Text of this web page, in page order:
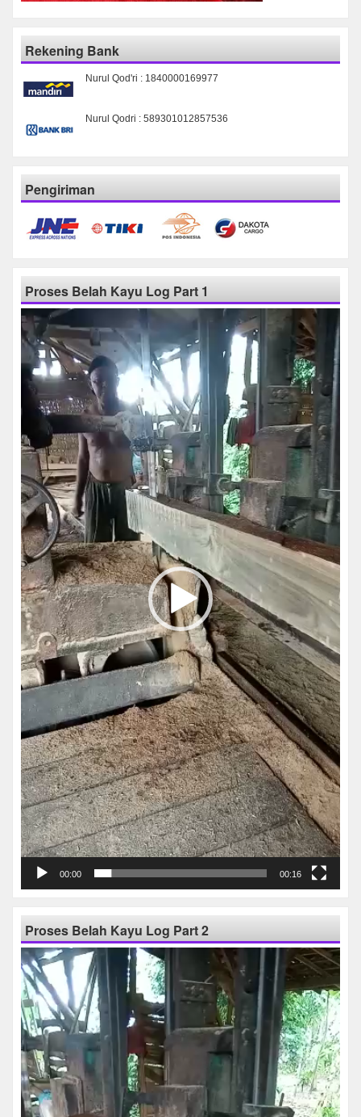
Rekening Bank
Nurul Qod'ri : 1840000169977
Nurul Qodri : 589301012857536
Pengiriman
Proses Belah Kayu Log Part 1
Pemutar
Video
00:00 00:16
Proses Belah Kayu Log Part 2
Pemutar
Video